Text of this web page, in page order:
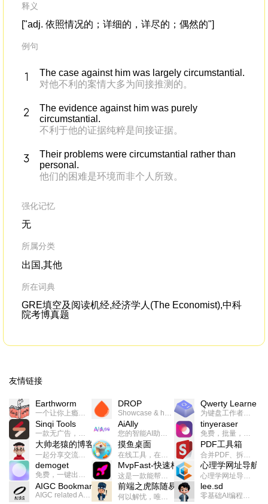
释义
["adj. 依照情况的；详细的，详尽的；偶然的"]
例句
The case against him was largely circumstantial.
对他不利的案情大多为间接推测的。
The evidence against him was purely
circumstantial.
不利于他的证据纯粹是间接证据。
Their problems were circumstantial rather than
personal.
他们的困难是环境而非个人所致。
强化记忆
无
所属分类
出国,其他
所在词典
GRE填空及阅读机经,经济学人(The Economist),中科
院考博真题
友情链接
Earthworm
一个让你上瘾的英语学习工具，使用 连词成句 、 i + 1 、 以终为始等学习理论来帮助你习得英语，通过不断的重复形成肌肉记忆，最重要的是 游戏化 的形式让学习英语从此不再痛苦
DROP
Showcase & host your work in extraordinary ways.不限速文件分享，托管，建站平台
Qwerty Learner
为键盘工作者设计的单词与肌肉记忆锻炼软件
Sinqi Tools
一款无广告，界面清爽的神奇在线小工具集合，范围包括但不限于：开发，设计，日常生活等
AiAlly
您的智能AI助手解决方案。提供24/7全天候的高效虚拟员工服务，助力个人和组织提升生产力、激发创新潜能。
tinyeraser
免费，批量，快速，一键换背景的桌面软件
大帅老猿的博客
一起分享交流生活学习，出海赚钱，编程技术，远程工作，优秀产品等相关话题。希望大家都能有所收获。
摸鱼桌面
在线工具，在线游戏，电影，小说各种有趣的资源这里都有
PDF工具箱
合并PDF、拆分PDF、旋转PDF、裁剪PDF、转换PDF、加密PDF、解密PDF、PDF加水印等多种PDF处理功能
demoget
免费，一键出成片的录屏Demo软件。支持4K导出，立即下载使用。
MvpFast-快速构建网站应用
这是一款能帮助你快速构建个人网站的应用，使用最新的前端技术栈，集成登录、鉴权、手机、邮箱、数据库、博客、文章、支付等等网站所需要的功能，你只需要花几个小时开发你的核心功能就可以上线，一次购买，永久拥有
心理学网址导航
心理学网址导航(psyhhub.org),着力打造国内心理学资源平台，是一个心理学网址资源大全，提供心理学学习,心理学考研,英语自学,计算机自学等众多学习内容。
AIGC Bookmarks
AIGC related Academy/Project bookmarks . Powered by Notion AI (Claude, ChatGPT).
前端之虎陈随易
何以解忧，唯有代码。不忘初心，方得始终。
lee.sd
零基础AI编程整活儿，跟SimbaLee用AI一起每天写点儿好玩儿的！iSay中每天还会有鲜吐槽、财经快讯、抽奖福利。喜欢就在页面“点赞”，不喜欢可以“点呸”喔！